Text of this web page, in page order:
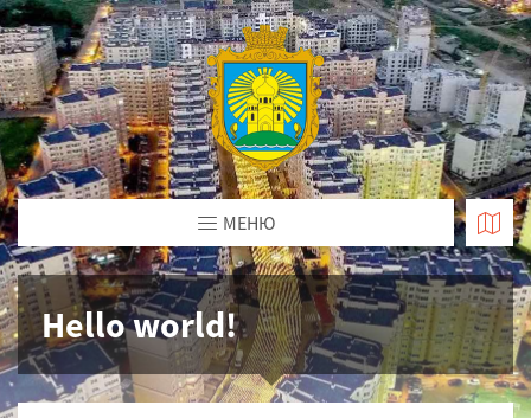
МЕНЮ
Hello world!